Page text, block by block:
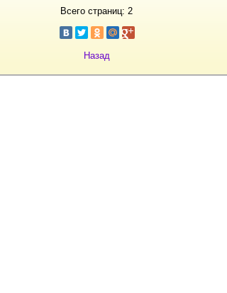
Всего страниц: 2
Назад